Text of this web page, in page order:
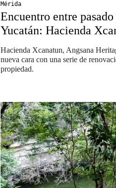
Mérida
Encuentro entre
Yucatán: Hacienda
Hacienda Xcanatun, Angsana
nueva cara con una serie de
propiedad.